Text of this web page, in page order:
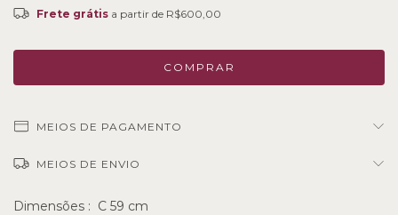
Frete grátis a partir de R$600,00
MEIOS DE PAGAMENTO
MEIOS DE ENVIO
Dimensões : C 59 cm